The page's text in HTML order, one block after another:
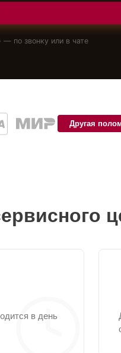
— по звонку или в чате
Другая
в день